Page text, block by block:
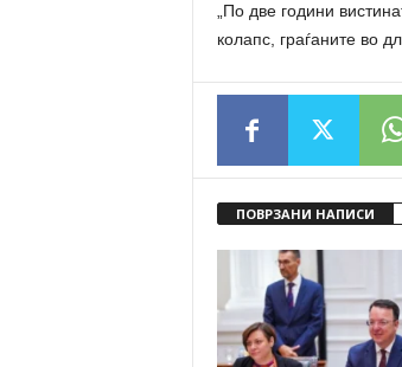
„По две години
колапс, граѓаните во
ПОВРЗАНИ НАПИСИ